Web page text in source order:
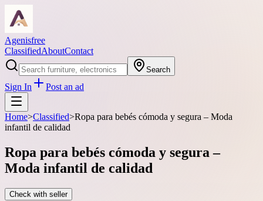
Agenisfree
ClassifiedAboutContact
Search
Sign In Post an ad
Home>Classified>Ropa para bebés cómoda y segura – Moda
infantil de calidad
Ropa para bebés cómoda y segura –
Moda infantil de calidad
Check with seller